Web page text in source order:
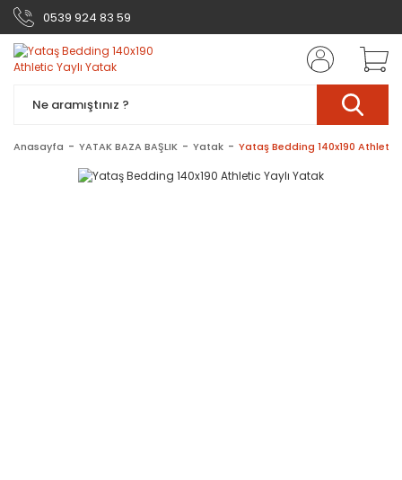
0539 924 83 59
Anasayfa YATAK BAZA BAŞLIK Yatak Yataş Bedding 140x190 Athletic